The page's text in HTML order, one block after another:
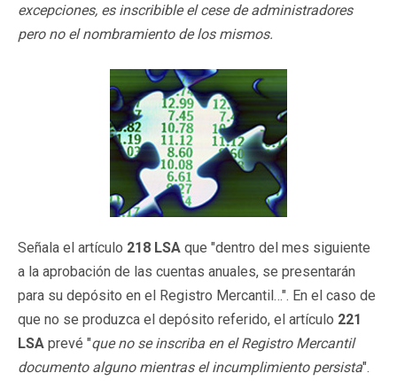
excepciones, es inscribible el cese de administradores
pero no el nombramiento de los mismos.
Señala el artículo 218 LSA que "dentro del mes siguiente
a la aprobación de las cuentas anuales, se presentarán
para su depósito en el Registro Mercantil…". En el caso de
que no se produzca el depósito referido, el artículo 221
LSA prevé "que no se inscriba en el Registro Mercantil
documento alguno mientras el incumplimiento persista".